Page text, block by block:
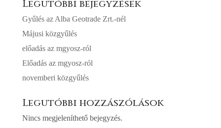
Legutóbbi bejegyzések
Gyűlés az Alba Geotrade Zrt.-nél
Májusi közgyűlés
előadás az mgyosz-ról
Előadás az mgyosz-ról
novemberi közgyűlés
Legutóbbi hozzászólások
Nincs megjeleníthető bejegyzés.